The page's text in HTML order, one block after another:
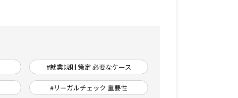
#就業規則 策定 必要なケース
#リーガルチェック 重要性